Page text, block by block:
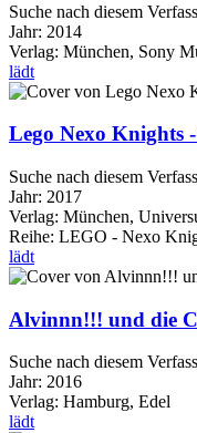
Suche nach diesem
Jahr: 2014
Verlag: München, Sony
lädt
Lego Nexo Knights
Suche nach diesem
Jahr: 2017
Verlag: München,
Reihe: LEGO - Nexo
lädt
Alvinnn!!! und die
Suche nach diesem
Jahr: 2016
Verlag: Hamburg, Edel
lädt